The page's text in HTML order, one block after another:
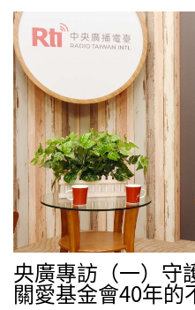
子無法取得合法身分，成為
寶寶在台灣缺乏身分證，進
居住權的缺失。關愛基金會
律紅線，仍堅持提供庇護。
監察院人權委員會及立法院
孩子是獨立的個體，不應因
應核發「短期居留證」，讓
義務教育，保障其基本人權
央廣專訪（一）守
關愛基金會40年的